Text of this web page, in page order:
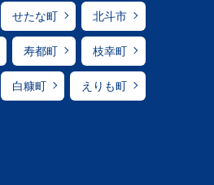
せたな町 北斗市
寿都町 枝幸町
白糠町 えりも町